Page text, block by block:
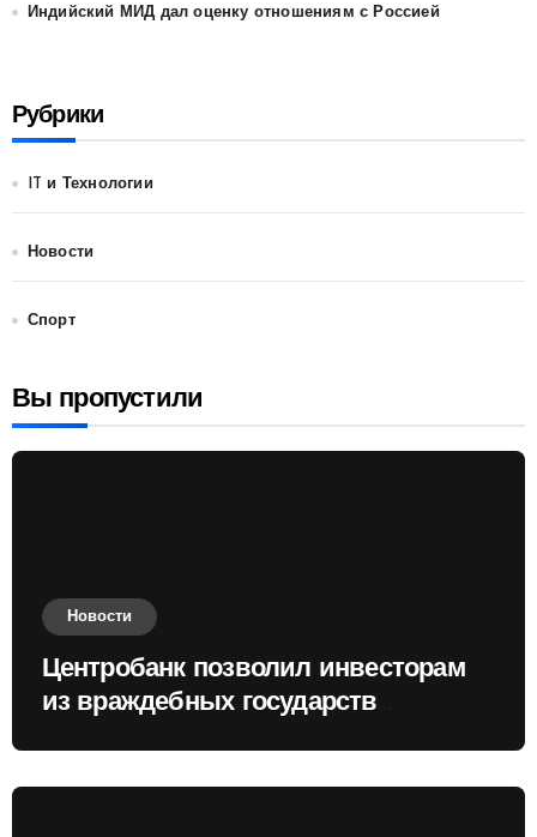
Индийский МИД дал оценку отношениям с Россией
Рубрики
IT и Технологии
Новости
Спорт
Вы пропустили
Новости
Центробанк позволил инвесторам
из враждебных государств